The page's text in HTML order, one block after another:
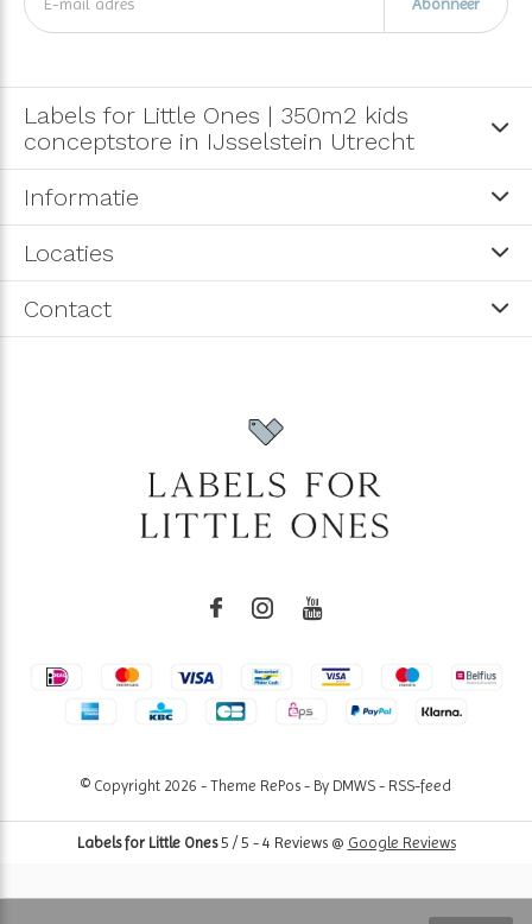
Labels for Little Ones | 350m2 kids
conceptstore in IJsselstein Utrecht
Informatie
Locaties
Contact
© Copyright 2026 - Theme RePos - By DMWS - RSS-feed
Labels for Little Ones5 / 5 - 4 Reviews @ Google Reviews